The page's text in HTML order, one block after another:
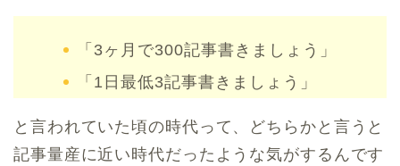
「3ヶ月で300記事書きましょう」
「1日最低3記事書きましょう」
と言われていた頃の時代って、どちらかと言うと
記事量産に近い時代だったような気がするんです